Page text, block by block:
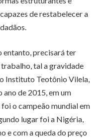
de restabelecer a
entanto, precisará ter
tal a gravidade
Instituto Teotônio Vilela,
de 2015, em um
o campeão mundial em
lugar foi a Nigéria,
e com a queda do preço